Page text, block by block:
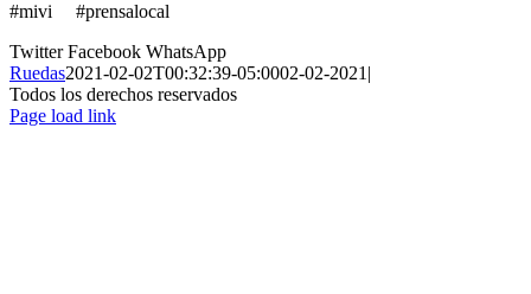
#mivi #prensalocal
TwitterFacebook WhatsApp
Ruedas2021-02-02T00:32:39-05:0002-02-2021|
Todos los derechos reservados
Page load link